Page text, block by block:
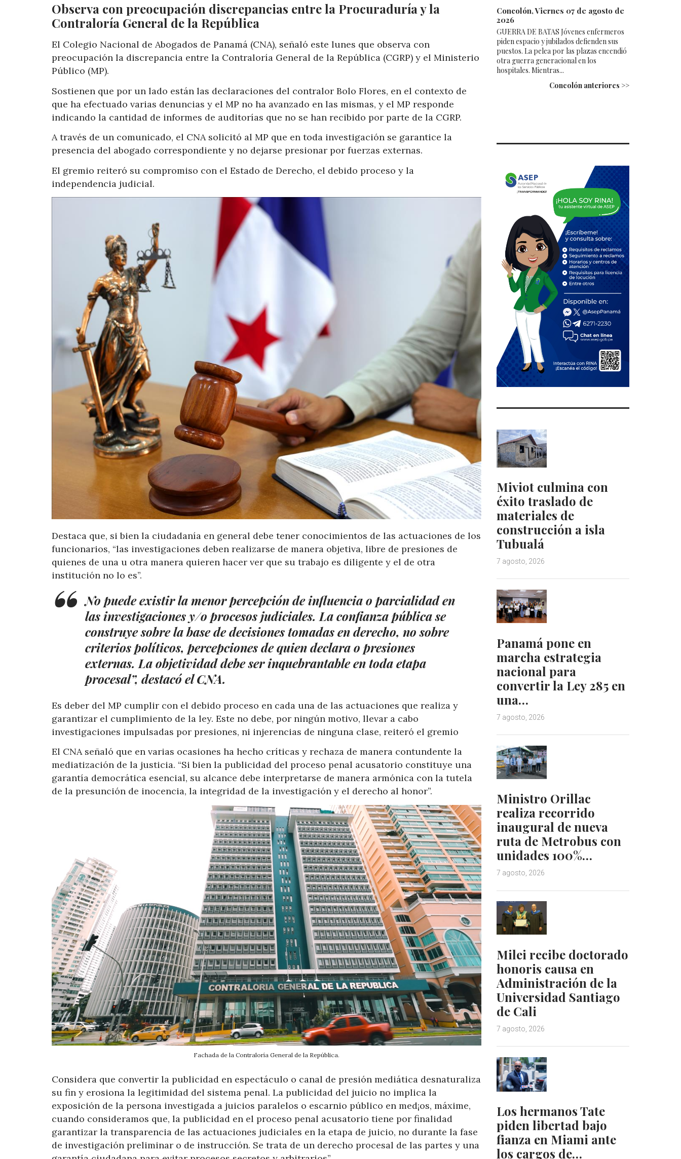
Observa con preocupación discrepancias entre la Procuraduría y la
Contraloría General de la República
El Colegio Nacional de Abogados de Panamá (CNA), señaló este lunes que observa con
preocupación la discrepancia entre la Contraloría General de la República (CGRP) y el Ministerio
Público (MP).
Sostienen que por un lado están las declaraciones del contralor Bolo Flores, en el contexto de
que ha efectuado varias denuncias y el MP no ha avanzado en las mismas, y el MP responde
indicando la cantidad de informes de auditorías que no se han recibido por parte de la CGRP.
A través de un comunicado, el CNA solicitó al MP que en toda investigación se garantice la
presencia del abogado correspondiente y no dejarse presionar por fuerzas externas.
El gremio reiteró su compromiso con el Estado de Derecho, el debido proceso y la
independencia judicial.
Destaca que, si bien la ciudadanía en general debe tener conocimientos de las actuaciones de los
funcionarios, “las investigaciones deben realizarse de manera objetiva, libre de presiones de
quienes de una u otra manera quieren hacer ver que su trabajo es diligente y el de otra
institución no lo es”.
No puede existir la menor percepción de influencia o parcialidad en
las investigaciones y/o procesos judiciales. La confianza pública se
construye sobre la base de decisiones tomadas en derecho, no sobre
criterios políticos, percepciones de quien declara o presiones
externas. La objetividad debe ser inquebrantable en toda etapa
procesal”, destacó el CNA.
Es deber del MP cumplir con el debido proceso en cada una de las actuaciones que realiza y
garantizar el cumplimiento de la ley. Este no debe, por ningún motivo, llevar a cabo
investigaciones impulsadas por presiones, ni injerencias de ninguna clase, reiteró el gremio
El CNA señaló que en varias ocasiones ha hecho críticas y rechaza de manera contundente la
mediatización de la justicia. “Si bien la publicidad del proceso penal acusatorio constituye una
garantía democrática esencial, su alcance debe interpretarse de manera armónica con la tutela
de la presunción de inocencia, la integridad de la investigación y el derecho al honor”.
Fachada de la Contraloría General de la República.
Considera que convertir la publicidad en espectáculo o canal de presión mediática desnaturaliza
su fin y erosiona la legitimidad del sistema penal. La publicidad del juicio no implica la
exposición de la persona investigada a juicios paralelos o escarnio público en med¡os, máxime,
cuando consideramos que, la publicidad en el proceso penal acusatorio tiene por finalidad
garantizar la transparencia de las actuaciones judiciales en la etapa de juicio, no durante la fase
de investigación preliminar o de instrucción. Se trata de un derecho procesal de las partes y una
Concolón, Viernes 07 de agosto de
2026
GUERRA DE BATAS Jóvenes enfermeros
piden espacio y jubilados defienden sus
puestos. La pelea por las plazas encendió
otra guerra generacional en los
hospitales. Mientras...
Concolón anteriores >>
Miviot culmina con
éxito traslado de
materiales de
construcción a isla
Tubualá
7 agosto, 2026
Panamá pone en
marcha estrategia
nacional para
convertir la Ley 285 en
una…
7 agosto, 2026
Ministro Orillac
realiza recorrido
inaugural de nueva
ruta de Metrobus con
unidades 100%…
7 agosto, 2026
Milei recibe doctorado
honoris causa en
Administración de la
Universidad Santiago
de Cali
7 agosto, 2026
Los hermanos Tate
piden libertad bajo
fianza en Miami ante
los cargos de…